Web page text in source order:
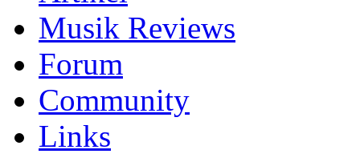
Musik Reviews
Forum
Community
Links